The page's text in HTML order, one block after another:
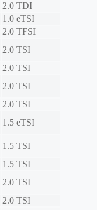
2.0 TDI
1.0 eTSI
2.0 TFSI
2.0 TSI
2.0 TSI
2.0 TSI
2.0 TSI
1.5 eTSI
1.5 TSI
1.5 TSI
2.0 TSI
2.0 TSI